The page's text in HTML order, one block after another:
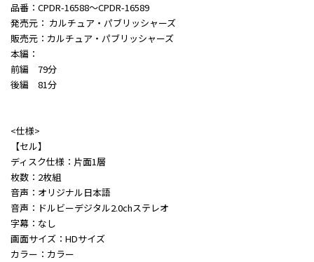
品番：CPDR-16588～CPDR-16589
発売元： カルチュア・パブリッシャーズ
販売元：カルチュア・パブリッシャーズ
本編：
前編 79分
後編 81分
<仕様>
【セル】
ディスク仕様：片面1層
枚数：2枚組
音声：オリジナル日本語
音声：ドルビーデジタル2.0chステレオ
字幕：なし
画面サイズ：HDサイズ
カラー：カラー